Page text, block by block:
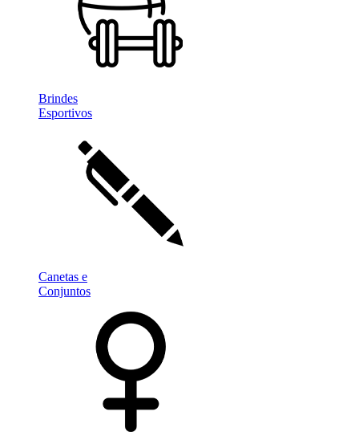
Brindes
Esportivos
Canetas e
Conjuntos